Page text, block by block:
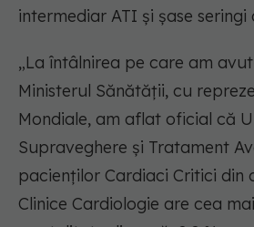
intermediar ATI și șase
„La întâlnirea pe care am
Ministerul Sănătății, cu
Mondiale, am aflat oficial că
Supraveghere și Tratament
pacienților Cardiaci Critici din
Clinice Cardiologie are cea